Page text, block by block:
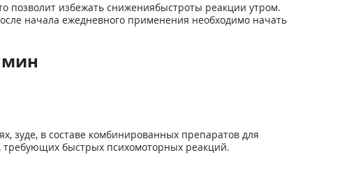
позволит избежать снижениябыстроты реакции утром.
начала ежедневного применения необходимо начать
зуде, в составе комбинированных препаратов для
требующих быстрых психомоторных реакций.